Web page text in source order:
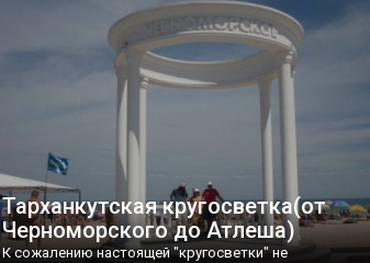
Тарханкутская кругосветка(от
Черноморского до Атлеша)
К сожалению настоящей "кругосветки" не